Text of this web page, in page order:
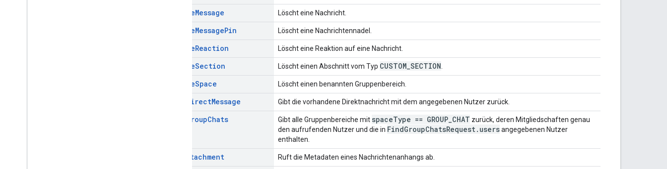
DeleteMessage Löscht eine Nachricht.
DeleteMessagePin Löscht eine Nachrichtennadel.
DeleteReaction Löscht eine Reaktion auf eine Nachricht.
DeleteSection Löscht einen Abschnitt vom Typ CUSTOM SECTION
DeleteSpace Löscht einen benannten Gruppenbereich.
DirectMessage Gibt die vorhandene Direktnachricht mit dem angegebenen Nutzer zurück.
GroupChats Gibt alle Gruppenbereiche mit spaceType == GROUP CHAT zurück, deren Mitgliedschaften genau
den aufrufenden Nutzer und die in FindGroupChatsRequest. usersangegebenen Nutzer
enthalten.
Attachment Ruft die Metadaten eines Nachrichtenanhangs ab.